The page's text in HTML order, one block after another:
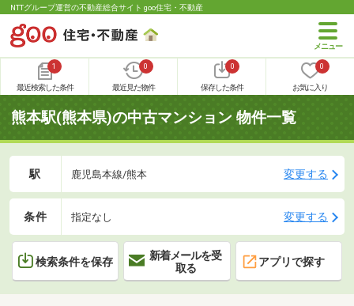
NTTグループ運営の不動産総合サイト goo住宅・不動産
1
最近検索した条件
0
最近見た物件
0
保存した条件
0
お気に入り
熊本駅(熊本県)の中古マンション 物件一覧
駅 鹿児島本線/熊本 変更する
条件 指定なし 変更する
検索条件を保存
新着メールを受
取る
アプリで探す